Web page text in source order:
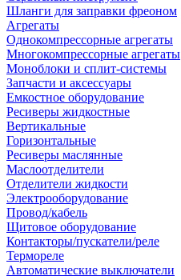
Шланги для заправки фреоном
Агрегаты
Однокомпрессорные агрегаты
Многокомпрессорные агрегаты
Моноблоки и сплит-системы
Запчасти и аксессуары
Емкостное оборудование
Ресиверы жидкостные
Вертикальные
Горизонтальные
Ресиверы маслянные
Маслоотделители
Отделители жидкости
Электрооборудование
Провод/кабель
Щитовое оборудование
Контакторы/пускатели/реле
Термореле
Автоматические выключатели